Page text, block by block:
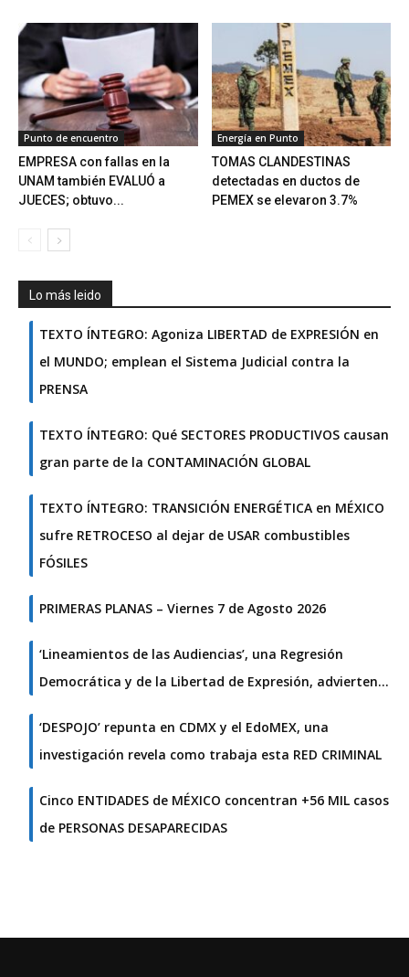
Punto de encuentro
EMPRESA con fallas en la
UNAM también EVALUÓ a
JUECES; obtuvo...
Energía en Punto
TOMAS CLANDESTINAS
detectadas en ductos de
PEMEX se elevaron 3.7%
Lo más leido
TEXTO ÍNTEGRO: Agoniza LIBERTAD de EXPRESIÓN en
el MUNDO; emplean el Sistema Judicial contra la
PRENSA
TEXTO ÍNTEGRO: Qué SECTORES PRODUCTIVOS causan
gran parte de la CONTAMINACIÓN GLOBAL
TEXTO ÍNTEGRO: TRANSICIÓN ENERGÉTICA en MÉXICO
sufre RETROCESO al dejar de USAR combustibles
FÓSILES
PRIMERAS PLANAS – Viernes 7 de Agosto 2026
‘Lineamientos de las Audiencias’, una Regresión
Democrática y de la Libertad de Expresión, advierten…
‘DESPOJO’ repunta en CDMX y el EdoMEX, una
investigación revela como trabaja esta RED CRIMINAL
Cinco ENTIDADES de MÉXICO concentran +56 MIL casos
de PERSONAS DESAPARECIDAS